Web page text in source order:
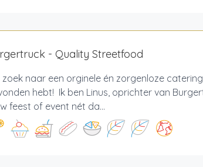
- Quality Streetfood
zoek naar een orginele én zorgenloze
hebt! Ik ben Linus, oprichter van
feest of event nét da...